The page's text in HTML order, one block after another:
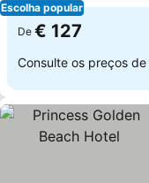
Escolha popular
De € 127
Consulte os preços de